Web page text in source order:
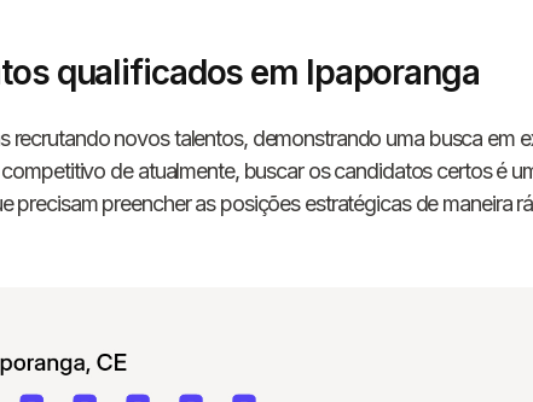
qualificados em Ipaporanga
recrutando novos talentos, demonstrando uma busca em
de atualmente, buscar os candidatos certos é
precisam preencher as posições estratégicas de maneira